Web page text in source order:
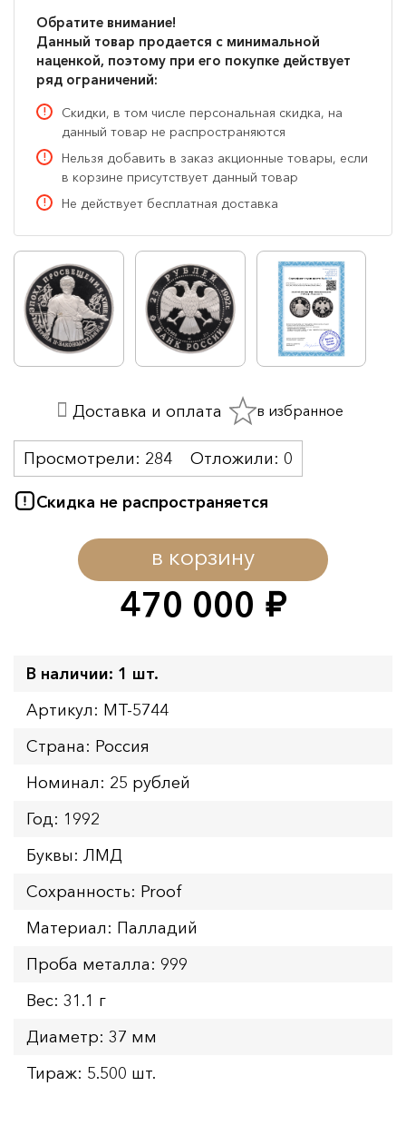
Обратите внимание!
Данный товар продается с минимальной
наценкой, поэтому при его покупке действует
ряд ограничений:
Скидки, в том числе персональная скидка, на
данный товар не распространяются
Нельзя добавить в заказ акционные товары, если
в корзине присутствует данный товар
Не действует бесплатная доставка
470 000 руб.
в корзину
Скидка не распространяется
Просмотрели: 284 Отложили: 0
Доставка и оплата в избранное
В наличии: 1 шт.
Артикул: MT-5744
Страна: Россия
Номинал: 25 рублей
Год: 1992
Буквы: ЛМД
Сохранность: Proof
Материал: Палладий
Проба металла: 999
Вес: 31.1 г
Диаметр: 37 мм
Тираж: 5.500 шт.